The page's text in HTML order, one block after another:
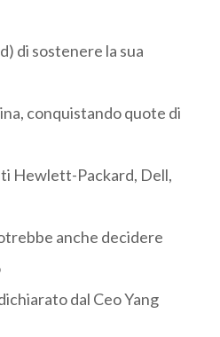
di sostenere la sua
conquistando quote di
Hewlett-Packard, Dell,
anche decidere
dal Ceo Yang